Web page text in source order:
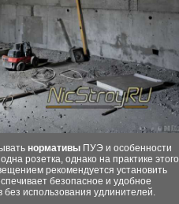
нормативы ПУЭ и особенности
розетка, однако на практике этого
рекомендуется установить
безопасное и удобное
использования удлинителей.